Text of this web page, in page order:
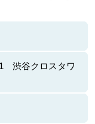
渋谷クロスタワ